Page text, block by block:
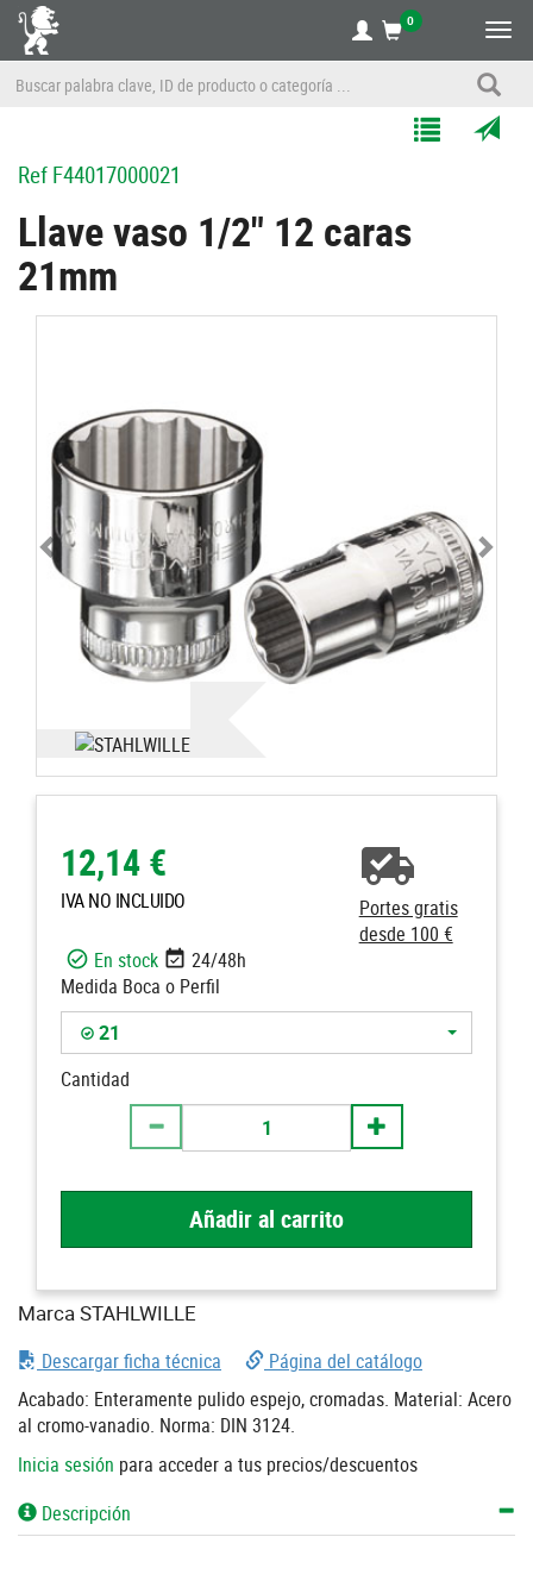
0
RefF44017000021
Llave vaso 1/2" 12 caras
21mm
12,14 €
IVA NO INCLUIDO
Portes gratis
desde 100 €
En stock
24/48h
Medida Boca o Perfil
21
Cantidad
Añadir al carrito
Marca STAHLWILLE
Descargar ficha técnica
Página del catálogo
Acabado: Enteramente pulido espejo, cromadas. Material: Acero
al cromo-vanadio. Norma: DIN 3124.
Inicia sesión para acceder a tus precios/descuentos
Descripción